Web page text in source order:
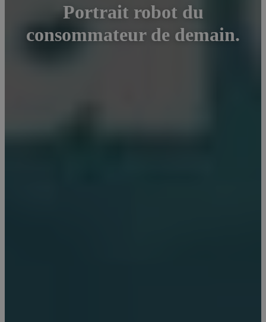
Portrait robot du
consommateur de demain.